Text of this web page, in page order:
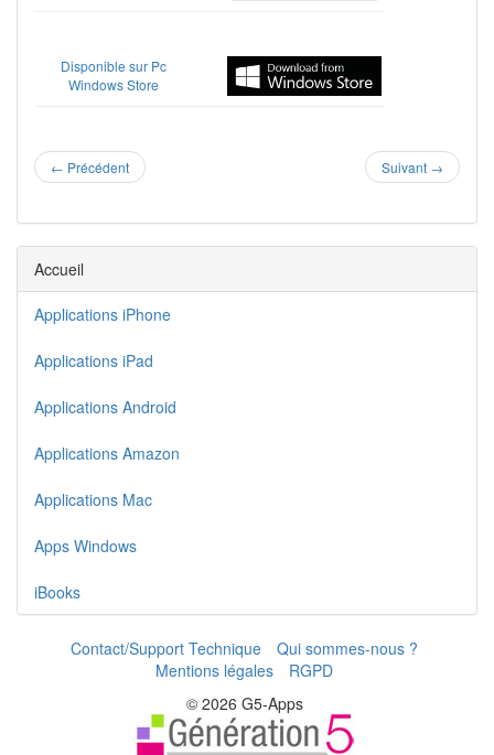
Disponible sur Pc
Windows Store
← Précédent Suivant →
Accueil
Applications iPhone
Applications iPad
Applications Android
Applications Amazon
Applications Mac
Apps Windows
iBooks
Contact/Support Technique
Qui sommes-nous ?
Mentions légales
RGPD
© 2026 G5-Apps